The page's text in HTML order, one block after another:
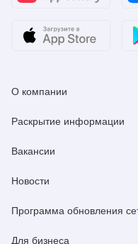
О компании
Раскрытие информации
Вакансии
Новости
Программа обновления
Для бизнеса